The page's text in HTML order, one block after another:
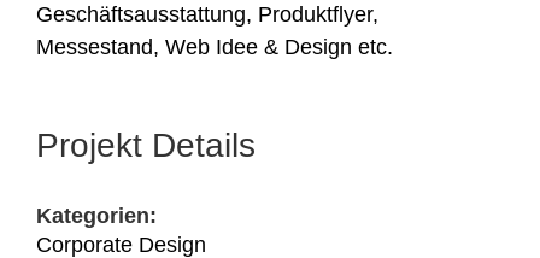
Geschäftsausstattung, Produktflyer,
Messestand, Web Idee & Design etc.
Projekt Details
Kategorien:
Corporate Design